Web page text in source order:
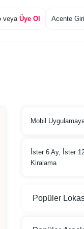
veya Üye Ol Acente
Mobil
İster 6 Ay, İster
Kiralama
Popüler